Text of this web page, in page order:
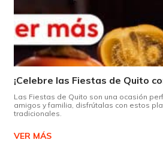
Las Fiestas de Quito son una ocasión
amigos y familia, disfrútalas con estos
tradicionales.
VER MÁS